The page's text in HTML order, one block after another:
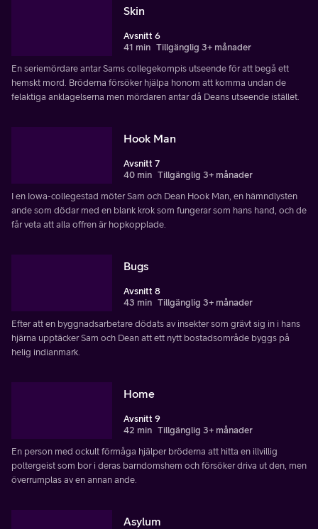
Skin
Avsnitt 6
41 min Tillgänglig 3+ månader
En seriemördare antar Sams collegekompis utseende för att begå ett
hemskt mord. Bröderna försöker hjälpa honom att komma undan de
felaktiga anklagelserna men mördaren antar då Deans utseende istället.
Hook Man
Avsnitt 7
40 min Tillgänglig 3+ månader
I en Iowa-collegestad möter Sam och Dean Hook Man, en hämndlysten
ande som dödar med en blank krok som fungerar som hans hand, och de
får veta att alla offren är hopkopplade.
Bugs
Avsnitt 8
43 min Tillgänglig 3+ månader
Efter att en byggnadsarbetare dödats av insekter som grävt sig in i hans
hjärna upptäcker Sam och Dean att ett nytt bostadsområde byggs på
helig indianmark.
Home
Avsnitt 9
42 min Tillgänglig 3+ månader
En person med ockult förmåga hjälper bröderna att hitta en illvillig
poltergeist som bor i deras barndomshem och försöker driva ut den, men
överrumplas av en annan ande.
Asylum